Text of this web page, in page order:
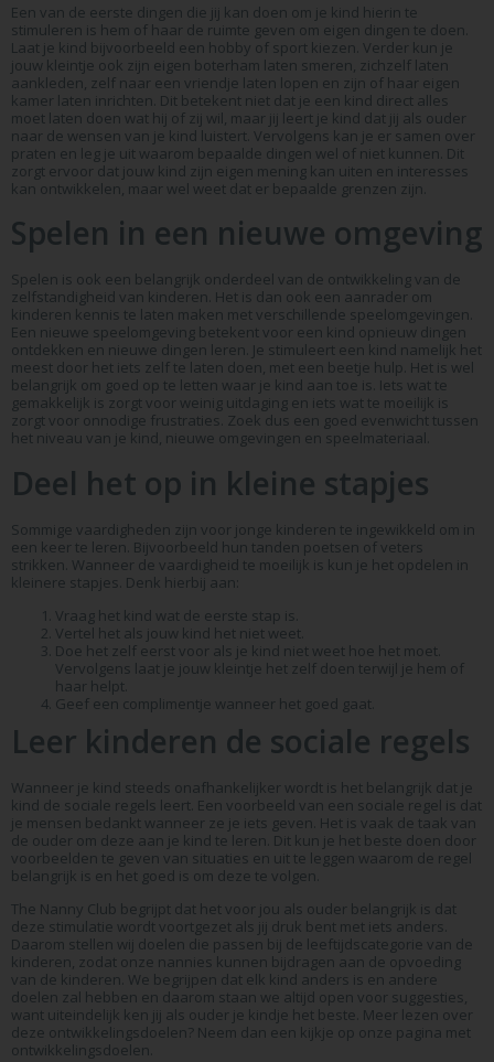
Een van de eerste dingen die jij kan doen om je kind hierin te
stimuleren is hem of haar de ruimte geven om eigen dingen te doen.
Laat je kind bijvoorbeeld een hobby of sport kiezen. Verder kun je
jouw kleintje ook zijn eigen boterham laten smeren, zichzelf laten
aankleden, zelf naar een vriendje laten lopen en zijn of haar eigen
kamer laten inrichten. Dit betekent niet dat je een kind direct alles
moet laten doen wat hij of zij wil, maar jij leert je kind dat jij als ouder
naar de wensen van je kind luistert. Vervolgens kan je er samen over
praten en leg je uit waarom bepaalde dingen wel of niet kunnen. Dit
zorgt ervoor dat jouw kind zijn eigen mening kan uiten en interesses
kan ontwikkelen, maar wel weet dat er bepaalde grenzen zijn.
Spelen in een nieuwe omgeving
Spelen is ook een belangrijk onderdeel van de ontwikkeling van de
zelfstandigheid van kinderen. Het is dan ook een aanrader om
kinderen kennis te laten maken met verschillende speelomgevingen.
Een nieuwe speelomgeving betekent voor een kind opnieuw dingen
ontdekken en nieuwe dingen leren. Je stimuleert een kind namelijk het
meest door het iets zelf te laten doen, met een beetje hulp. Het is wel
belangrijk om goed op te letten waar je kind aan toe is. Iets wat te
gemakkelijk is zorgt voor weinig uitdaging en iets wat te moeilijk is
zorgt voor onnodige frustraties. Zoek dus een goed evenwicht tussen
het niveau van je kind, nieuwe omgevingen en speelmateriaal.
Deel het op in kleine stapjes
Sommige vaardigheden zijn voor jonge kinderen te ingewikkeld om in
een keer te leren. Bijvoorbeeld hun tanden poetsen of veters
strikken. Wanneer de vaardigheid te moeilijk is kun je het opdelen in
kleinere stapjes. Denk hierbij aan:
Vraag het kind wat de eerste stap is.
Vertel het als jouw kind het niet weet.
Doe het zelf eerst voor als je kind niet weet hoe het moet.
Vervolgens laat je jouw kleintje het zelf doen terwijl je hem of
haar helpt.
Geef een complimentje wanneer het goed gaat.
Leer kinderen de sociale regels
Wanneer je kind steeds onafhankelijker wordt is het belangrijk dat je
kind de sociale regels leert. Een voorbeeld van een sociale regel is dat
je mensen bedankt wanneer ze je iets geven. Het is vaak de taak van
de ouder om deze aan je kind te leren. Dit kun je het beste doen door
voorbeelden te geven van situaties en uit te leggen waarom de regel
belangrijk is en het goed is om deze te volgen.
The Nanny Club begrijpt dat het voor jou als ouder belangrijk is dat
deze stimulatie wordt voortgezet als jij druk bent met iets anders.
Daarom stellen wij doelen die passen bij de leeftijdscategorie van de
kinderen, zodat onze nannies kunnen bijdragen aan de opvoeding
van de kinderen. We begrijpen dat elk kind anders is en andere
doelen zal hebben en daarom staan we altijd open voor suggesties,
want uiteindelijk ken jij als ouder je kindje het beste. Meer lezen over
deze ontwikkelingsdoelen? Neem dan een kijkje op onze pagina met
ontwikkelingsdoelen.